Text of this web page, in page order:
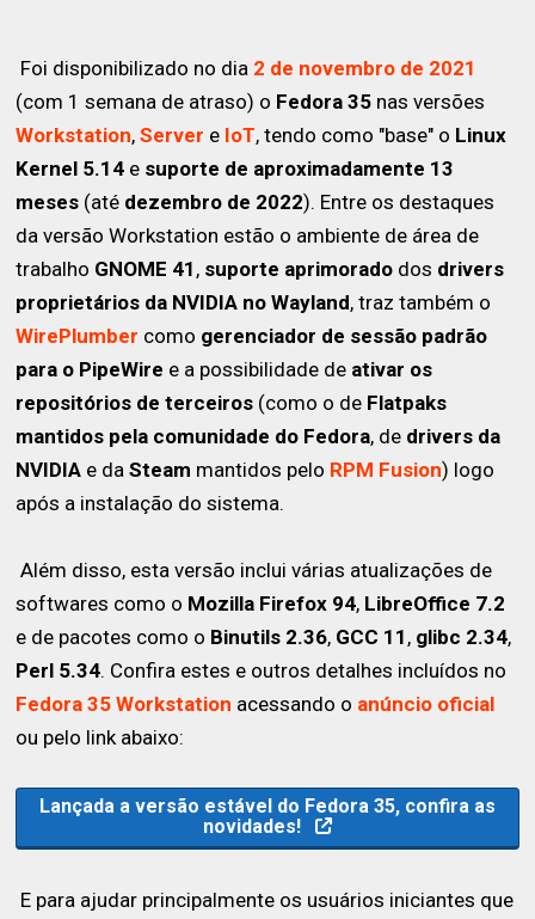
Foi disponibilizado no dia 2 de novembro de 2021
(com 1 semana de atraso) o Fedora 35 nas versões
Workstation,Server e IoT, tendo como "base" o Linux
Kernel 5.14 e suporte de aproximadamente 13
meses (até dezembro de 2022). Entre os destaques
da versão Workstation estão o ambiente de área de
trabalho GNOME 41 , suporte aprimorado dos drivers
proprietários da NVIDIA no Wayland, traz também o
WirePlumber como gerenciador de sessão padrão
para o PipeWire e a possibilidade de ativar os
repositórios de terceiros (como o de Flatpaks
mantidos pela comunidade do Fedora, de drivers da
NVIDIA e daSteam mantidos pelo RPM Fusion) logo
após a instalação do sistema.
Além disso, esta versão inclui várias atualizações de
softwares como o Mozilla Firefox 94, LibreOffice 7.2
e de pacotes como o Binutils 2.36, GCC 11 , glibc 2.34,
Perl 5.34. Confira estes e outros detalhes incluídos no
Fedora 35 Workstation acessando o anúncio oficial
ou pelo link abaixo:
Lançada a versão estável do Fedora 35, confira as
novidades!
E para ajudar principalmente os usuários iniciantes que